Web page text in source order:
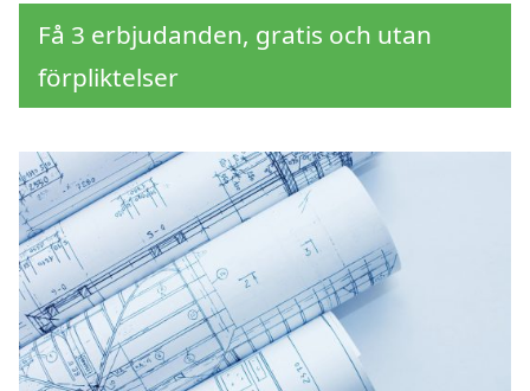
Få 3 erbjudanden, gratis och utan
förpliktelser